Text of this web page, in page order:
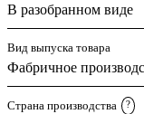
В разобранном виде
Вид выпуска товара
Фабричное
Страна производства ?